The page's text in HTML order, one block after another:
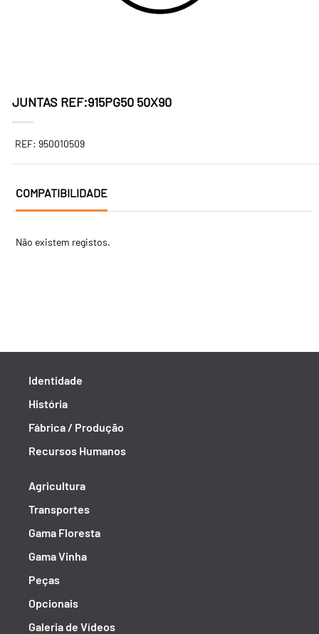
JUNTAS REF:915PG50 50X90
REF: 950010509
COMPATIBILIDADE
Não existem registos.
Identidade
História
Fábrica / Produção
Recursos Humanos
Agricultura
Transportes
Gama Floresta
Gama Vinha
Peças
Opcionais
Galeria de Vídeos